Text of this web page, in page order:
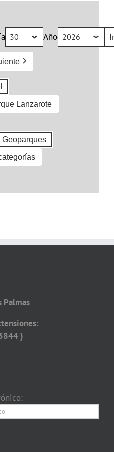
Año
Lanzarote
Geoparques
Palmas
)